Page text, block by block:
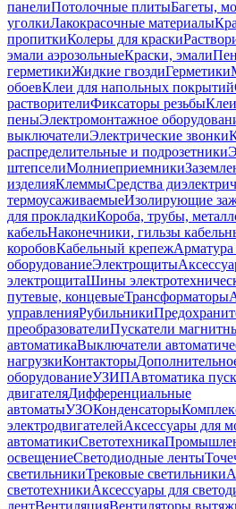
панелиПотолочные плитыБагеты,
уголкиЛакокрасочные материалы
пропиткиКолеры для краски
эмали аэрозольныеКраски, эмали
герметикиЖидкие гвоздиГерметики
обоевКлеи для напольных покрытий
растворителиФиксаторы резьбыКлеи
пеныЭлектромонтажное
выключателиЭлектрические звонки
распределительные и подрозетники
штепселиМолниеприемники
изделияКлеммыСредства
термоусаживаемыеИзолирующие
для прокладкиКороба, трубы,
кабельНаконечники, гильзы
коробовКабельный крепеж
оборудованиеЭлектрощиты
электрощитаШины
путевые, концевыеТрансформаторы
управленияРубильники
преобразователиПускатели
автоматикаВыключатели
нагрузкиКонтакторы
оборудованиеУЗИПАвтоматика
двигателяДифференциальные
автоматыУЗОКонденсаторы
электродвигателейАксессуары для
автоматикиСветотехника
освещениеСветодиодные ленты
светильникиТрековые светильники
светотехникиАксессуары для
лентВентиляцияВентиляторы